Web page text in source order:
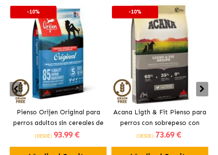
-10%
Pienso Orijen Original para
perros adultos sin cereales de
pollo
(DESDE) 93.99 €
-10%
Acana Ligth & Fit Pienso para
perros con sobrepeso con
pollo fresco
(DESDE) 73.69 €